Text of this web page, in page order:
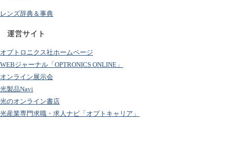
レンズ辞典＆事典
運営サイト
オプトロニクス社ホームページ
WEBジャーナル「OPTRONICS ONLINE」
オンライン展示会
光製品Navi
光のオンライン書店
光産業専門求職・求人ナビ「オプトキャリア」